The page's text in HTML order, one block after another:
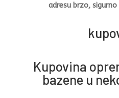
adresu brzo,
Kupovina
bazene u